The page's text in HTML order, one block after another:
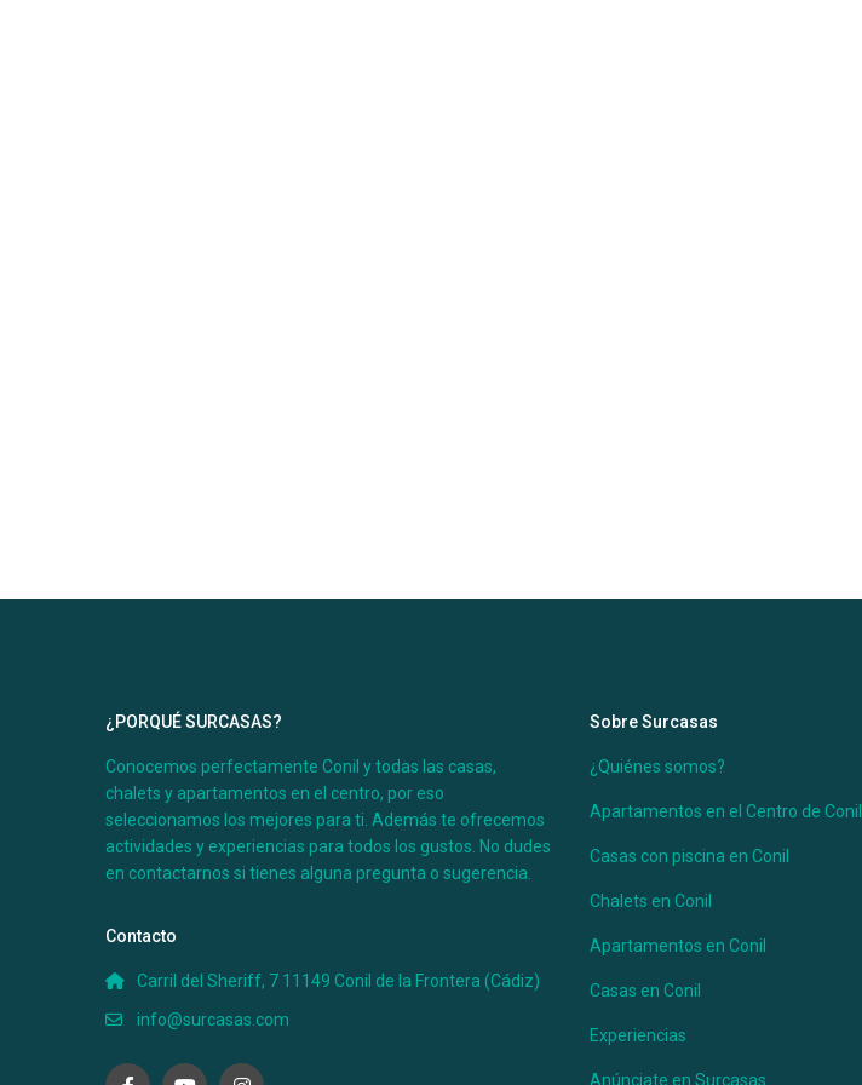
Desde 100 €/por noche
Casa Úrsula II
como con las playas y calas de la zona. A escasos metros de los pinares de Roche donde
puedes disfrutar de bonitos paseos a la sombra de los pinos o de los deportes en plena
¿PORQUÉ SURCASAS?
Conocemos perfectamente Conil y todas las casas,
chalets y apartamentos en el centro, por eso
seleccionamos los mejores para ti. Además te ofrecemos
actividades y experiencias para todos los gustos. No dudes
en contactarnos si tienes alguna pregunta o sugerencia.
Contacto
Carril del Sheriff, 7 11149 Conil de la Frontera (Cádiz)
info@surcasas.com
Sobre Surcasas
¿Quiénes somos?
Apartamentos en el Centro de Conil
Casas con piscina en Conil
Chalets en Conil
Apartamentos en Conil
Casas en Conil
Experiencias
Anúnciate en Surcasas